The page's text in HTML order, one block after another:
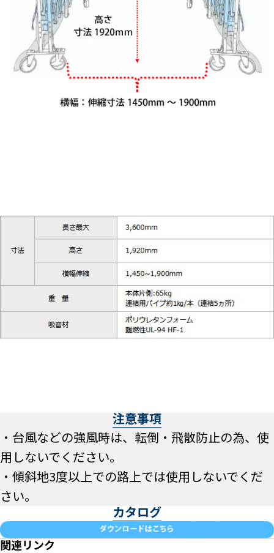
注意事項
・台風などの強風時は、転倒・飛散防止の為、使
用しないでください。
・傾斜地3度以上での路上では使用しないでくだ
さい。
カタログ
関連リンク